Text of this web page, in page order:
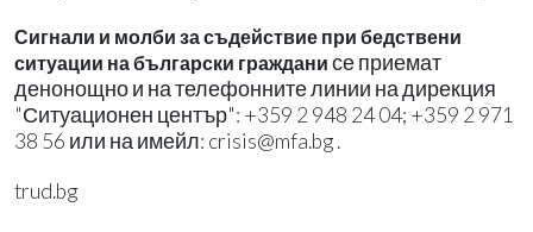
Сигнали и молби за съдействие при бедствени
ситуации на български граждани се приемат
денонощно и на телефонните линии на дирекция
"Ситуационен център": +359 2 948 24 04; +359 2 971
38 56 или на имейл: crisis@mfa.bg.
trud.bg